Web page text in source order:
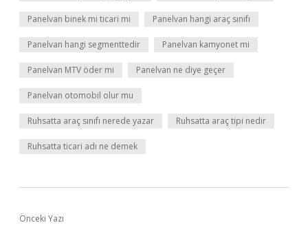
Panelvan binek mi ticari mi Panelvan hangi araç sınıfı
Panelvan hangi segmenttedir Panelvan kamyonet mi
Panelvan MTV öder mi Panelvan ne diye geçer
Panelvan otomobil olur mu
Ruhsatta araç sınıfı nerede yazar Ruhsatta araç tipi nedir
Ruhsatta ticari adı ne demek
Önceki Yazı